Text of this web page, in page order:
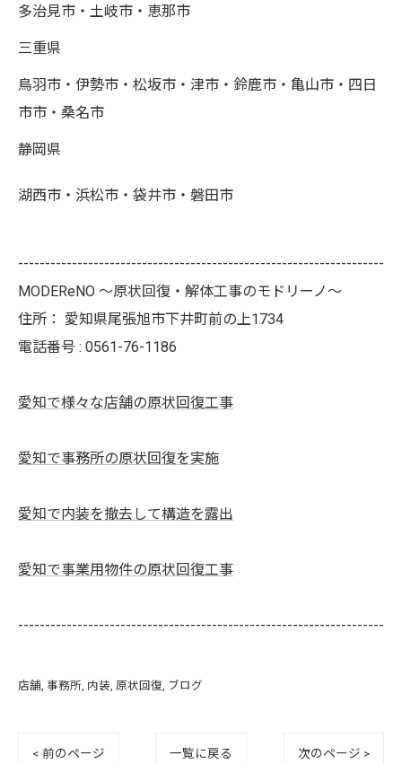
多治見市・土岐市・恵那市
三重県
鳥羽市・伊勢市・松坂市・津市・鈴鹿市・亀山市・四日
市市・桑名市
静岡県
湖西市・浜松市・袋井市・磐田市
--------------------------------------------------------------------
MODEReNO ～原状回復・解体工事のモドリーノ～
住所： 愛知県尾張旭市下井町前の上1734
電話番号 : 0561-76-1186
愛知で様々な店舗の原状回復工事
愛知で事務所の原状回復を実施
愛知で内装を撤去して構造を露出
愛知で事業用物件の原状回復工事
--------------------------------------------------------------------
店舗 事務所 内装 原状回復 ブログ
< 前のページ 一覧に戻る 次のページ >